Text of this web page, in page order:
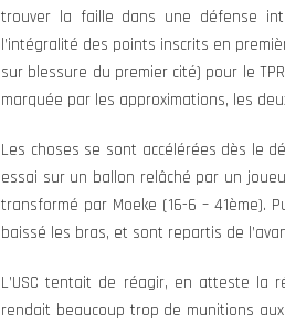
trouver la faille dans une défense
l’intégralité des points inscrits en
sur blessure du premier cité) pour le
marquée par les approximations, les
Les choses se sont accélérées dès le
essai sur un ballon relâché par un
transformé par Moeke (16-6 – 41ème).
baissé les bras, et sont repartis de
L’USC tentait de réagir, en atteste la
rendait beaucoup trop de munitions